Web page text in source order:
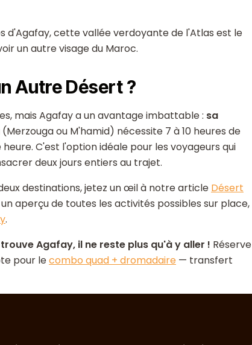
d'Agafay, cette vallée verdoyante de l'Atlas est le
un autre visage du Maroc.
Autre Désert ?
mais Agafay a un avantage imbattable : sa
(Merzouga ou M'hamid) nécessite 7 à 10 heures de
C'est l'option idéale pour les voyageurs qui
deux jours entiers au trajet.
destinations, jetez un œil à notre article Désert
aperçu de toutes les activités possibles sur place,
.
Agafay, il ne reste plus qu'à y aller ! Réserve
pour lecombo quad + dromadaire — transfert